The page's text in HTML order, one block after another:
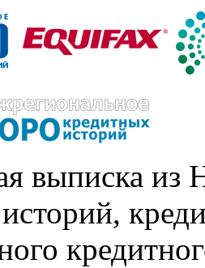
выписка из